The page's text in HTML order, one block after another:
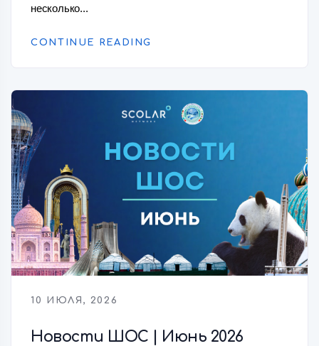
несколько...
CONTINUE READING
10 ИЮЛЯ, 2026
Новости ШОС | Июнь 2026